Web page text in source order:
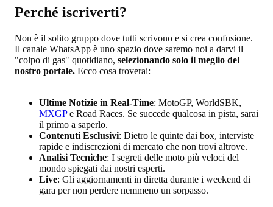
​Perché iscriverti?
Non è il solito gruppo dove tutti scrivono e si crea confusione.
Il canale WhatsApp è uno spazio dove saremo noi a darvi il
"colpo di gas" quotidiano, selezionando solo il meglio del
nostro portale. Ecco cosa troverai:
​Ultime Notizie in Real-Time: MotoGP, WorldSBK,
MXGPe Road Races. Se succede qualcosa in pista, sarai
il primo a saperlo.
​Contenuti Esclusivi: Dietro le quinte dai box, interviste
rapide e indiscrezioni di mercato che non trovi altrove.
Analisi Tecniche: I segreti delle moto più veloci del
mondo spiegati dai nostri esperti.
Live: Gli aggiornamenti in diretta durante i weekend di
gara per non perdere nemmeno un sorpasso.​